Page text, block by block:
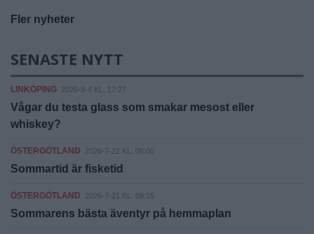
Fler nyheter
SENASTE NYTT
LINKÖPING 2026-8-4 KL. 17:27
Vågar du testa glass som smakar mesost eller
whiskey?
ÖSTERGÖTLAND 2026-7-22 KL. 08:00
Sommartid är fisketid
ÖSTERGÖTLAND 2026-7-21 KL. 09:15
Sommarens bästa äventyr på hemmaplan